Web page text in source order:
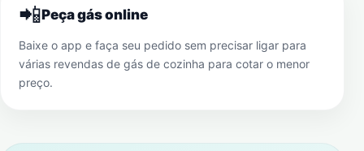
📲Peça gás online
Baixe o app e faça seu pedido sem precisar ligar para
várias revendas de gás de cozinha para cotar o menor
preço.